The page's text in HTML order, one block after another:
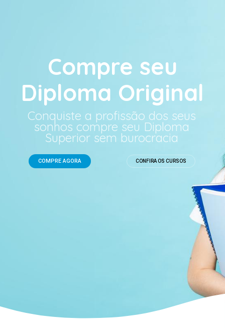
COMPRE AGORA
Compre seu
Diploma Original
Conquiste a profissão dos seus
sonhos compre seu Diploma
Superior sem burocracia
CONFIRA OS CURSOS